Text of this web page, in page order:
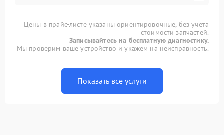
Цены в прайс-листе указаны ориентировочные, без учета
стоимости запчастей.
Записывайтесь на бесплатную диагностику.
Мы проверим ваше устройство и укажем на неисправность.
Показать все услуги